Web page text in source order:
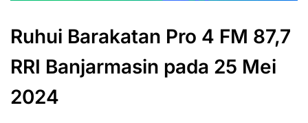
Ruhui Barakatan Pro 4 FM 87,7
RRI Banjarmasin pada 25 Mei
2024